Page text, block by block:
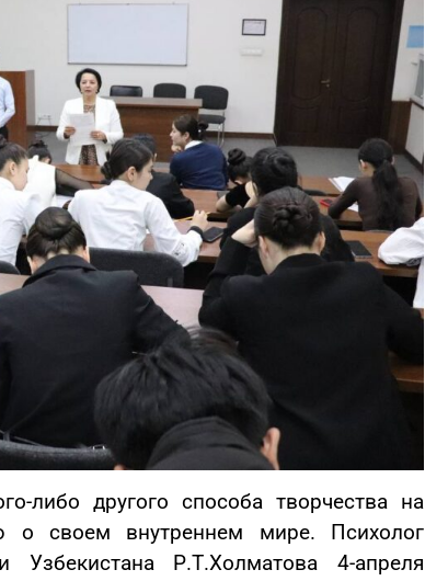
либо другого способа творчества на
о своем внутреннем мире. Психолог
Узбекистана Р.Т.Холматова 4-апреля